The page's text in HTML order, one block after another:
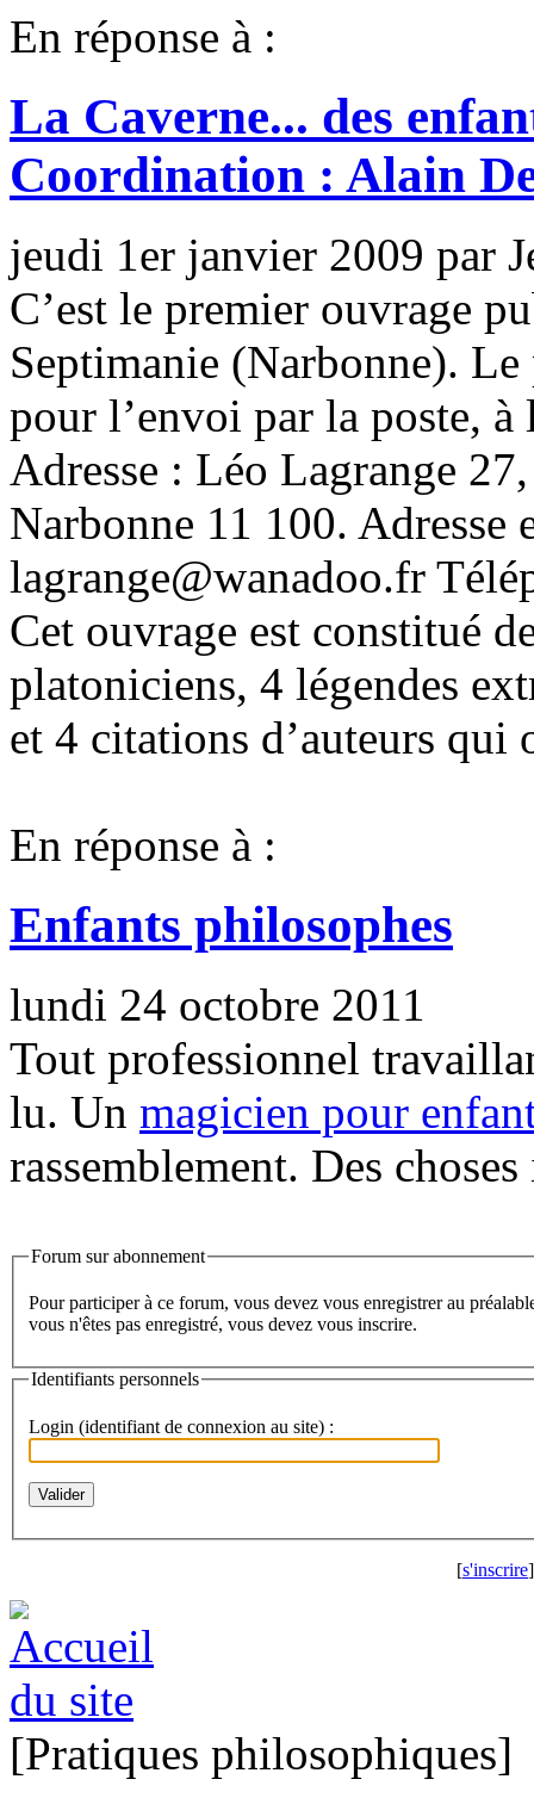
En réponse à :
La Caverne... des
Coordination : Alain
jeudi 1er janvier 2009 par
C’est le premier ouvrage
Septimanie (Narbonne).
pour l’envoi par la poste,
Adresse : Léo Lagrange
Narbonne 11 100. Adresse
lagrange@wanadoo.fr
Cet ouvrage est constitué
platoniciens, 4 légendes
et 4 citations d’auteurs qui
En réponse à :
Enfants philosophes
lundi 24 octobre 2011
Tout professionnel
lu. Un magicien pour
rassemblement. Des
Forum sur abonnement
Pour participer à ce forum, vous devez vous enregistrer au préalable. Merci d'indiquer ci-dessous l'identifiant personnel qui vous a été fourni. Si
vous n'êtes pas enregistré, vous devez vous inscrire.
Identifiants personnels
Login (identifiant de connexion au site) :
[s'inscrire
[Pratiques philosophiques]